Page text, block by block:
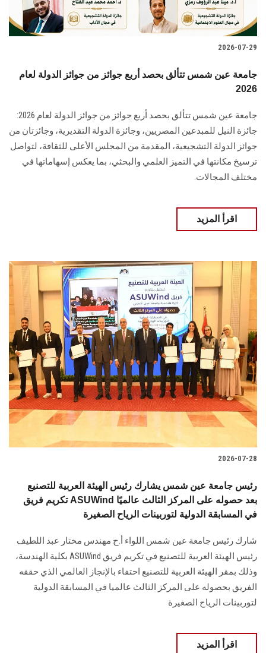
2026-07-29
جامعة عين شمس تتألق بحصد أربع جوائز من جوائز الدولة لعام
2026
جامعة عين شمس تتألق بحصد أربع جوائز من جوائز الدولة لعام 2026:
جائزة النيل للمبدعين المصريين، وجائزة الدولة التقديرية، وجائزتان من
جوائز الدولة التشجيعية، المقدمة من المجلس الأعلى للثقافة، لتواصل
ترسيخ مكانتها في التميز العلمي والبحثي، بما يعكس إسهاماتها في
مختلف المجالات.
اقرأ المزيد
2026-07-28
رئيس جامعة عين شمس يشارك رئيس الهيئة العربية للتصنيع
تكريم فريق ASUWind بعد حصوله على المركز الثالث عالميًا
في المسابقة الدولية لتوربينات الرياح الصغيرة
شارك رئيس جامعة عين شمس اللواء أ.ح مهندس مختار عبد اللطيف
رئيس الهيئة العربية للتصنيع في تكريم فريق ASUWind بكلية الهندسة،
وذلك بمقر الهيئة العربية للتصنيع احتفاء بالإنجاز العالمي الذي حققه
الفريق بحصوله على المركز الثالث عالميا في المسابقة الدولية
لتوربينات الرياح الصغيرة
اقرأ المزيد